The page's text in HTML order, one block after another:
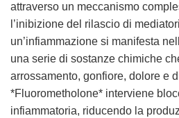
attraverso un meccanismo
l’inibizione del rilascio di
un’infiammazione si manifesta
una serie di sostanze chimiche
arrossamento, gonfiore, dolore e
*Fluorometholone* interviene
infiammatoria, riducendo la